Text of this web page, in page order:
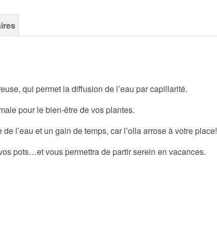
qui permet la diffusion de l’eau par capillarité.
pour le bien-être de vos plantes.
l’eau et un gain de temps, car l’olla arrose à votre place!
pots…et vous permettra de partir serein en vacances.